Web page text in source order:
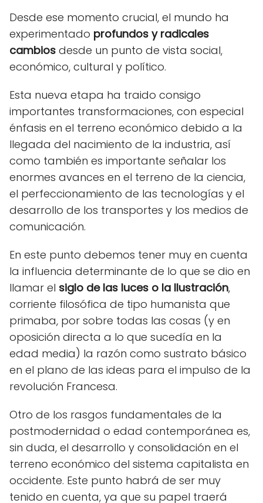
Desde ese momento crucial, el mundo ha
experimentado profundos y radicales
cambios desde un punto de vista social,
económico, cultural y político.
Esta nueva etapa ha traido consigo
importantes transformaciones, con especial
énfasis en el terreno económico debido a la
llegada del nacimiento de la industria, así
como también es importante señalar los
enormes avances en el terreno de la ciencia,
el perfeccionamiento de las tecnologías y el
desarrollo de los transportes y los medios de
comunicación.
En este punto debemos tener muy en cuenta
la influencia determinante de lo que se dio en
llamar el siglo de las luces o la Ilustración,
corriente filosófica de tipo humanista que
primaba, por sobre todas las cosas (y en
oposición directa a lo que sucedía en la
edad media) la razón como sustrato básico
en el plano de las ideas para el impulso de la
revolución Francesa.
Otro de los rasgos fundamentales de la
postmodernidad o edad contemporánea es,
sin duda, el desarrollo y consolidación en el
terreno económico del sistema capitalista en
occidente. Este punto habrá de ser muy
tenido en cuenta, ya que su papel traerá